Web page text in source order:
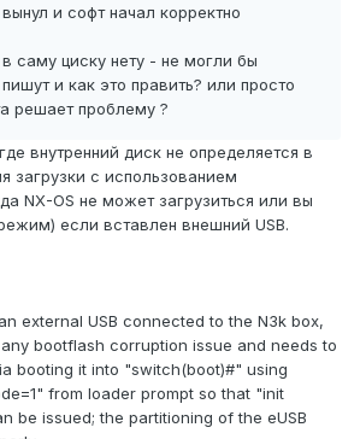
и софт начал корректно
саму циску нету - не могли бы
и как это править? или просто
решает проблему ?
внутренний диск не определяется в
загрузки с использованием
NX-OS не может загрузиться или вы
если вставлен внешний USB.
external USB connected to the N3k box,
bootflash corruption issue and needs to
booting it into "switch(boot)#" using
from loader prompt so that "init
be issued; the partitioning of the eUSB